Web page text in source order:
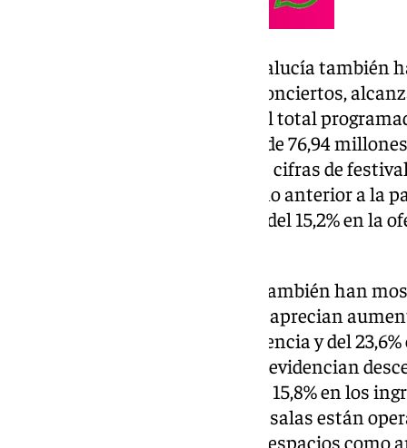
De acuerdo con el informe, Andalucía también
crecimiento en la cantidad de conciertos,
2023, lo que equivale al 22,1% del total
entradas generó unos ingresos de 76,94
13,4% del total nacional. Con las cifras de
superan los alcanzados en el año anterior a la
2019, se observan incrementos del 15,2% en la
Los datos de la música clásica también han
Comparando 2023 con 2022, se aprecian
conciertos, del 39,4% en la asistencia y del
en la comparación con 2019, se evidencian
el número de espectadores y del 15,8% en los
se indica que, a pesar de que las salas están
el público no ha regresado a los espacios como